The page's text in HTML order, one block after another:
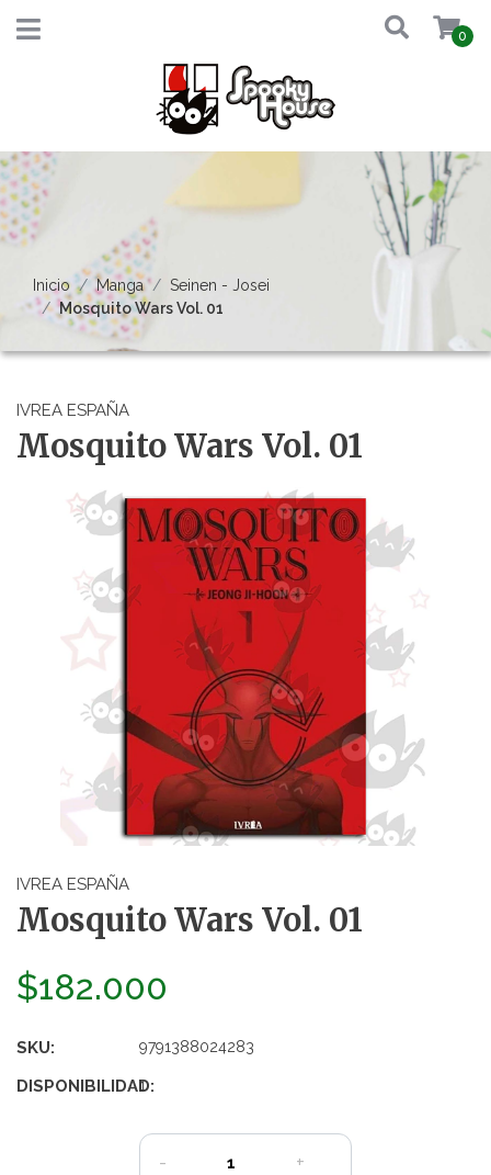
0
Inicio Manga
Seinen - Josei
Mosquito Wars Vol. 01
IVREA ESPAÑA
Mosquito Wars Vol. 01
IVREA ESPAÑA
Mosquito Wars Vol. 01
$182.000
SKU: 9791388024283
DISPONIBILIDAD:
1
- +